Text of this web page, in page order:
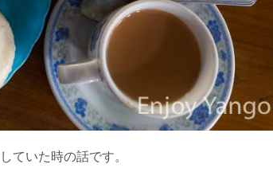
ていた時の話です。